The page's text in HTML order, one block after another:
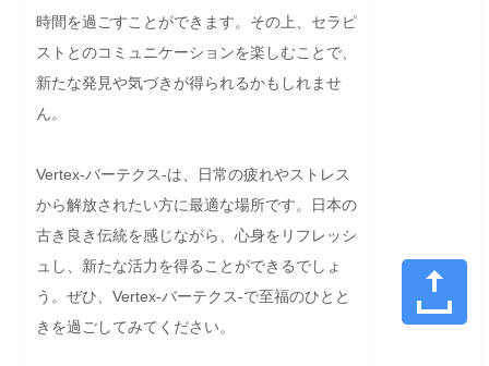
時間を過ごすことができます。その上、セラピ
ストとのコミュニケーションを楽しむことで、
新たな発見や気づきが得られるかもしれませ
ん。
Vertex-バーテクス-は、日常の疲れやストレス
から解放されたい方に最適な場所です。日本の
古き良き伝統を感じながら、心身をリフレッシ
ュし、新たな活力を得ることができるでしょ
う。ぜひ、Vertex-バーテクス-で至福のひとと
きを過ごしてみてください。